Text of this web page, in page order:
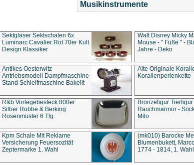
Musikinstrumente
Sektgläser Sektschalen 6x
Luminarc Cavalier Rot 70er Kult
Design Klassiker
Walt Disney Micky
Mouse - " Füße " -
Jahre - Deko
Antikes Oesterwitz
Antriebsmodell Dampfmaschine
Stand Schleifmaschine Bakelit
Alte Originale
Korallenperlenkette
R&b Vorlegebesteck 800er
Silber Robbe & Berking
Rosenmuster 6 Tlg.
Bronzefigur
Rauchmarmor -
Milo
Kpm Schale Mit Reklame
Versicherung Feuersozität
Zeptermarke 1. Wahl
(mk010) Barocke
Blumenbukett,
1774 - 1814, 1. Wahl